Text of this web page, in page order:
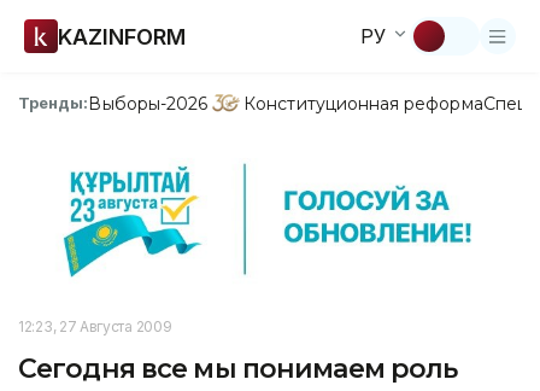
KAZINFORM РУ
Тренды:Выборы-2026 Конституционная реформа
12:23, 27 Августа 2009
Сегодня все мы понимаем роль